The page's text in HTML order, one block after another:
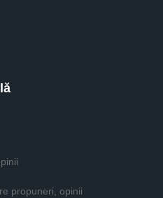
propuneri, opinii